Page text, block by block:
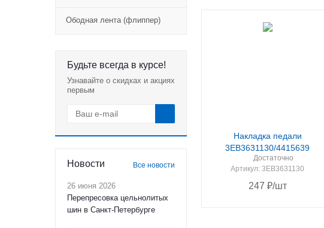
Ободная лента (флиппер)
Будьте всегда в курсе!
Узнавайте о скидках и акциях
первым
Новости Все новости
26 июня 2026
Перепресовка цельнолитых
шин в Санкт-Петербурге
Накладка педали
3EB3631130/4415639
Достаточно
Артикул: 3EB3631130
247 ₽/шт